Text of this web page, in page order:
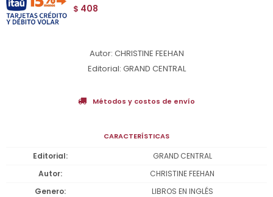
$ 408
Autor: CHRISTINE FEEHAN
Editorial: GRAND CENTRAL
Métodos y costos de envío
CARACTERÍSTICAS
Editorial
GRAND CENTRAL
Autor
CHRISTINE FEEHAN
Genero
LIBROS EN INGLÉS